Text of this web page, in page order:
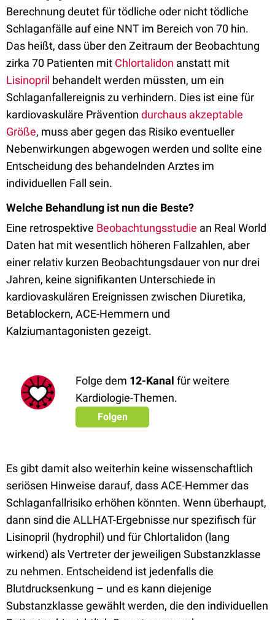
Berechnung deutet für tödliche oder nicht tödliche
Schlaganfälle auf eine NNT im Bereich von 70 hin.
Das heißt, dass über den Zeitraum der Beobachtung
zirka 70 Patienten mit Chlortalidon anstatt mit
Lisinopril behandelt werden müssten, um ein
Schlaganfallereignis zu verhindern. Dies ist eine für
kardiovaskuläre Prävention durchaus akzeptable
Größe, muss aber gegen das Risiko eventueller
Nebenwirkungen abgewogen werden und sollte eine
Entscheidung des behandelnden Arztes im
individuellen Fall sein.
Welche Behandlung ist nun die Beste?
Eine retrospektive Beobachtungsstudie an Real World
Daten hat mit wesentlich höheren Fallzahlen, aber
einer relativ kurzen Beobachtungsdauer von nur drei
Jahren, keine signifikanten Unterschiede in
kardiovaskulären Ereignissen zwischen Diuretika,
Betablockern, ACE-Hemmern und
Kalziumantagonisten gezeigt.
Folge dem 12-Kanal für weitere
Kardiologie-Themen.
Folgen
Es gibt damit also weiterhin keine wissenschaftlich
seriösen Hinweise darauf, dass ACE-Hemmer das
Schlaganfallrisiko erhöhen könnten. Wenn überhaupt,
dann sind die ALLHAT-Ergebnisse nur spezifisch für
Lisinopril (hydrophil) und für Chlortalidon (lang
wirkend) als Vertreter der jeweiligen Substanzklasse
zu nehmen. Entscheidend ist jedenfalls die
Blutdrucksenkung – und es kann diejenige
Substanzklasse gewählt werden, die den individuellen